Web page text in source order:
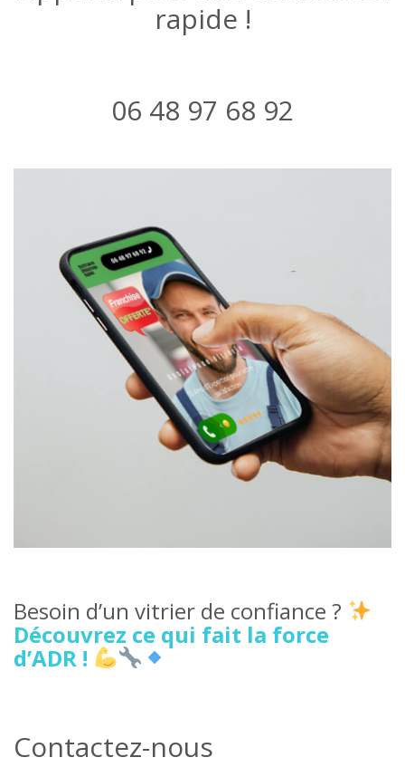
rapide !
06 48 97 68 92
Besoin d’un vitrier de confiance ?
Découvrez ce qui fait la force
d’ADR !
Contactez-nous